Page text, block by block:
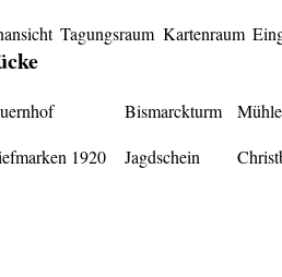
Tagungsraum Kartenraum
Bismarckturm
Mühle
1920 Jagdschein